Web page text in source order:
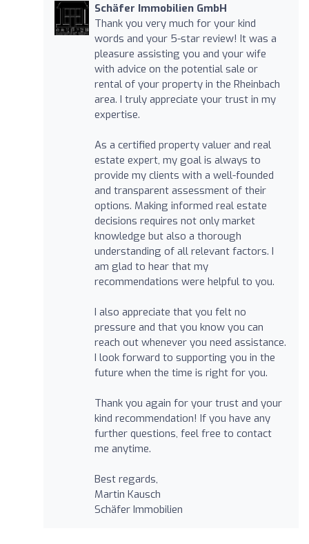
Schäfer Immobilien GmbH
Thank you very much for your kind
words and your 5-star review! It was a
pleasure assisting you and your wife
with advice on the potential sale or
rental of your property in the Rheinbach
area. I truly appreciate your trust in my
expertise.
As a certified property valuer and real
estate expert, my goal is always to
provide my clients with a well-founded
and transparent assessment of their
options. Making informed real estate
decisions requires not only market
knowledge but also a thorough
understanding of all relevant factors. I
am glad to hear that my
recommendations were helpful to you.
I also appreciate that you felt no
pressure and that you know you can
reach out whenever you need assistance.
I look forward to supporting you in the
future when the time is right for you.
Thank you again for your trust and your
kind recommendation! If you have any
further questions, feel free to contact
me anytime.
Best regards,
Martin Kausch
Schäfer Immobilien